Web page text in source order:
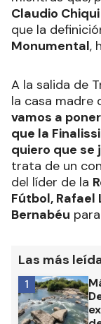
Selección
enDoha, Qatar
expresaron su
mientras que,
que la
Monumental,
A la salida de
la casa
vamos a
que la
quiero que se
trata de un
Fútbol, Rafael
Bernabéu
Las más